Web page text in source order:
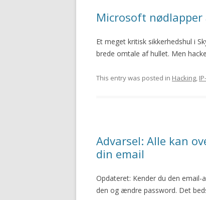
Microsoft
Et meget kritisk sikkerhedshul i
brede omtale af hullet. Men
This entry was posted in Hacking,
Advarsel: Alle kan
din email
Opdateret: Kender du den
den og ændre password. Det